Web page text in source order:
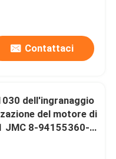
Contattaci
dell'ingranaggio
del motore di
JMC 8-94155360-0